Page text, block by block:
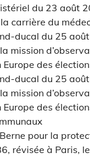
du 23 août
carrière du
ducal du 25
mission
Europe des
ducal du 25
mission
Europe des
pour la
révisée à Paris,